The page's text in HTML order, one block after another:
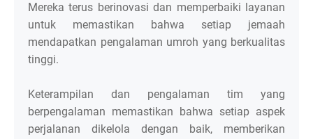
Mereka terus berinovasi dan memperbaiki layanan
untuk memastikan bahwa setiap jemaah
mendapatkan pengalaman umroh yang berkualitas
tinggi.
Keterampilan dan pengalaman tim yang
berpengalaman memastikan bahwa setiap aspek
perjalanan dikelola dengan baik, memberikan